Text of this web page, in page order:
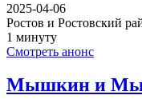
2025-04-06
Ростов и Ростовский
1 минуту
Смотреть анонс
Мышкин и